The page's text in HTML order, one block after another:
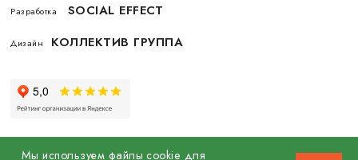
Разработка SOCIAL EFFECT
Дизайн КОЛЛЕКТИВ ГРУППА
Мы используем файлы cookie для